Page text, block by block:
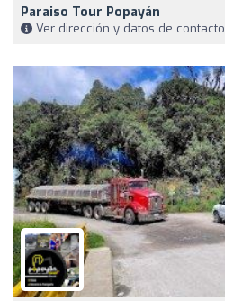
Paraiso Tour Popayán
Ver dirección y datos de contacto